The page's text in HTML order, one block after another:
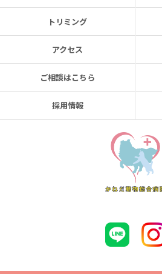
トリミング
アクセス
ご相談はこちら
採用情報